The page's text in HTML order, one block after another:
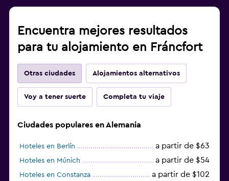
Encuentra mejores resultados
para tu alojamiento en Fráncfort
Otras ciudades Alojamientos alternativos
Voy a tener suerte Completa tu viaje
Ciudades populares en Alemania
Hoteles en Berlín a partir de $63
Hoteles en Múnich a partir de $54
Hoteles en Constanza a partir de $102